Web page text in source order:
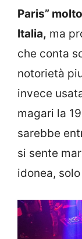
Paris”
Italia, ma
che conta
notorietà
invece
magari la
sarebbe
si sente
idonea,